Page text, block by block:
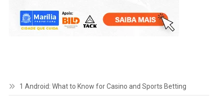
1 Android: What to Know for Casino and Sports Betting